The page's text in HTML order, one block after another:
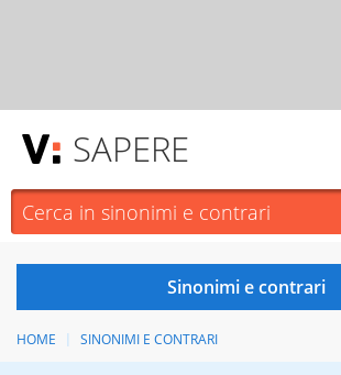
SAPERE
HOME SINONIMI E CONTRARI